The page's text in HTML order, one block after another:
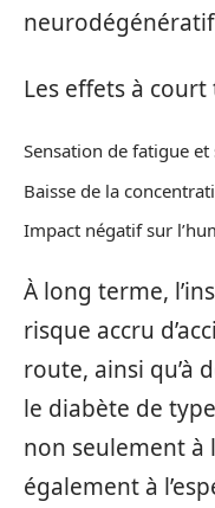
Les effets à
Sensation de fatigue
Baisse de la
Impact négatif sur
À long terme,
risque accru
route, ainsi qu’à
le diabète de
non seulement à
également à